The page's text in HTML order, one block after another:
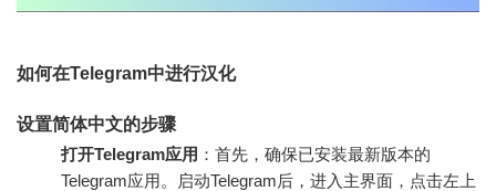
如何在Telegram中进行汉化
设置简体中文的步骤
打开Telegram应用 ：首先，确保已安装最新版本的
Telegram应用。启动Telegram后，进入主界面，点击左上